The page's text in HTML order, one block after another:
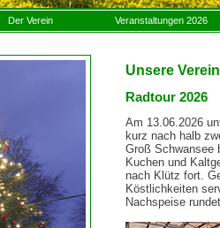
Der Verein Veranstaltungen 2026
Unsere
Radtour 2026
Am 13.06.2026
kurz nach halb
Groß Schwansee
Kuchen und
nach Klütz fort.
Köstlichkeiten
Nachspeise